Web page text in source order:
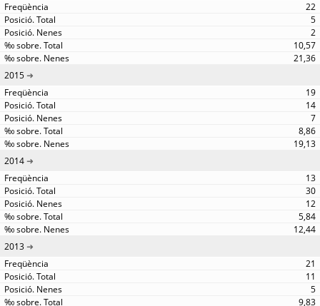
22
5
2
10,57
21,36
2015
19
14
7
8,86
19,13
2014
13
30
12
5,84
12,44
2013
21
11
5
9,83